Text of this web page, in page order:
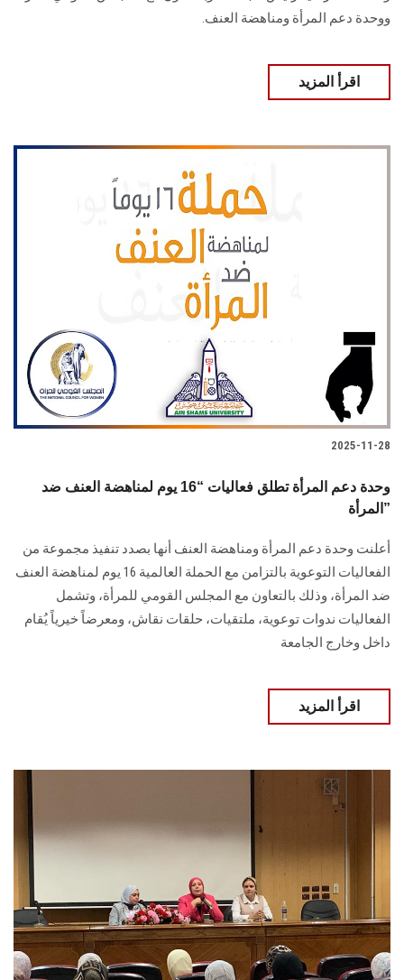
ووحدة دعم المرأة ومناهضة العنف.
اقرأ المزيد
2025-11-28
وحدة دعم المرأة تطلق فعاليات “16 يوم لمناهضة العنف ضد
المرأة”
أعلنت وحدة دعم المرأة ومناهضة العنف أنها بصدد تنفيذ مجموعة من
الفعاليات التوعوية بالتزامن مع الحملة العالمية 16 يوم لمناهضة العنف
ضد المرأة، وذلك بالتعاون مع المجلس القومي للمرأة، وتشمل
الفعاليات ندوات توعوية، ملتقيات، حلقات نقاش، ومعرضاً خيرياً يُقام
داخل وخارج الجامعة
اقرأ المزيد